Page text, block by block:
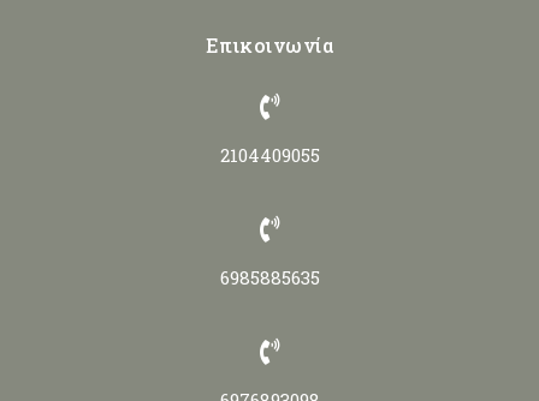
Επικοινωνία
2104409055
6985885635